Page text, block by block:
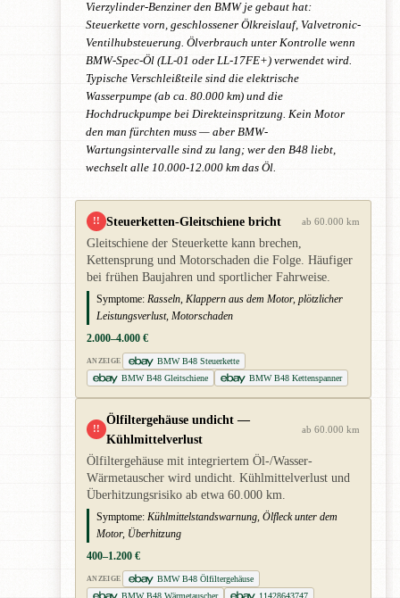
Vierzylinder-Benziner den BMW je gebaut hat:
Steuerkette vorn, geschlossener Ölkreislauf, Valvetronic-
Ventilhubsteuerung. Ölverbrauch unter Kontrolle wenn
BMW-Spec-Öl (LL-01 oder LL-17FE+) verwendet wird.
Typische Verschleißteile sind die elektrische
Wasserpumpe (ab ca. 80.000 km) und die
Hochdruckpumpe bei Direkteinspritzung. Kein Motor
den man fürchten muss — aber BMW-
Wartungsintervalle sind zu lang; wer den B48 liebt,
wechselt alle 10.000-12.000 km das Öl.
!! Steuerketten-Gleitschiene bricht ab 60.000 km
Gleitschiene der Steuerkette kann brechen,
Kettensprung und Motorschaden die Folge. Häufiger
bei frühen Baujahren und sportlicher Fahrweise.
Symptome: Rasseln, Klappern aus dem Motor, plötzlicher
Leistungsverlust, Motorschaden
2.000–4.000 €
ANZEIGE
BMW B48 Steuerkette
BMW B48 Gleitschiene
BMW B48 Kettenspanner
!!
Ölfiltergehäuse undicht —
Kühlmittelverlust
ab 60.000 km
Ölfiltergehäuse mit integriertem Öl-/Wasser-
Wärmetauscher wird undicht. Kühlmittelverlust und
Überhitzungsrisiko ab etwa 60.000 km.
Symptome: Kühlmittelstandswarnung, Ölfleck unter dem
Motor, Überhitzung
400–1.200 €
ANZEIGE
BMW B48 Ölfiltergehäuse
BMW B48 Wärmetauscher
11428643747